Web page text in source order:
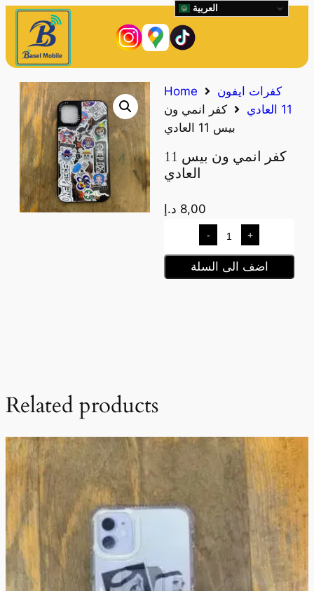
Home
كفرات ايفون
11 العادي
كفر انمي ون
بيس 11 العادي
كفر انمي ون بيس 11
العادي
8,00 د.إ
- +
اضف الى السلة
Related products
العربية